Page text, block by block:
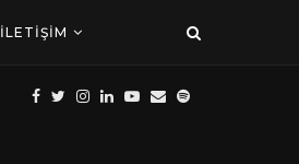
İLETIŞIM